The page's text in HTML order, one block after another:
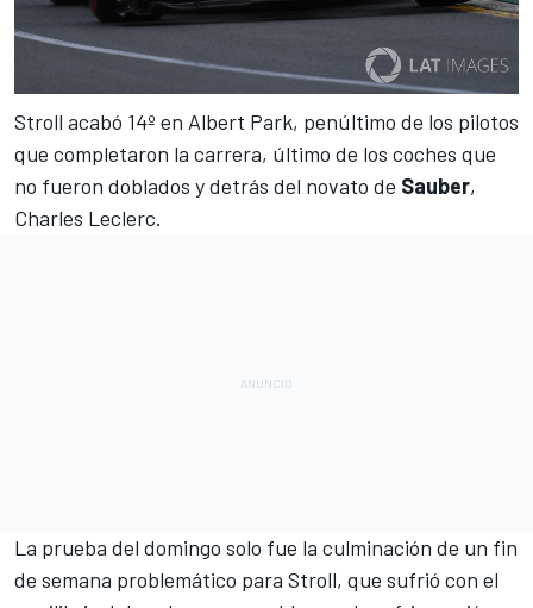
Stroll acabó 14º en Albert Park, penúltimo de los pilotos
que completaron la carrera, último de los coches que
no fueron doblados y detrás del novato de Sauber,
Charles Leclerc.
La prueba del domingo solo fue la culminación de un fin
de semana problemático para Stroll, que sufrió con el